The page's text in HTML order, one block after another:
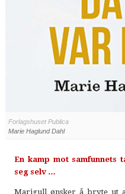
Forlagshuset Publica
Marie Haglund Dahl
En kamp mot
seg selv …
Marigull ønsker å bryte ut